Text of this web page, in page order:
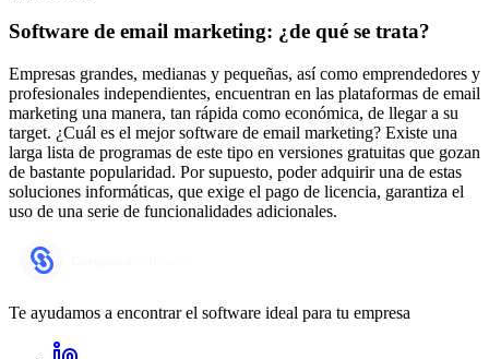
Software de email marketing: ¿de qué se trata?
Empresas grandes, medianas y pequeñas, así como emprendedores y
profesionales independientes, encuentran en las plataformas de email
marketing una manera, tan rápida como económica, de llegar a su
target. ¿Cuál es el mejor software de email marketing? Existe una
larga lista de programas de este tipo en versiones gratuitas que gozan
de bastante popularidad. Por supuesto, poder adquirir una de estas
soluciones informáticas, que exige el pago de licencia, garantiza el
uso de una serie de funcionalidades adicionales.
Te ayudamos a encontrar el software ideal para tu empresa